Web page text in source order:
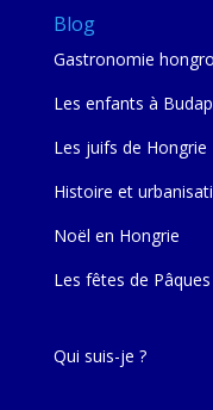
Blog
Gastronomie
Les enfants à
Les juifs de Hongrie
Histoire et
Noël en Hongrie
Les fêtes de Pâques
Qui suis-je ?